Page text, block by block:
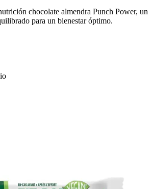
chocolate almendra Punch Power, un
para un bienestar óptimo.